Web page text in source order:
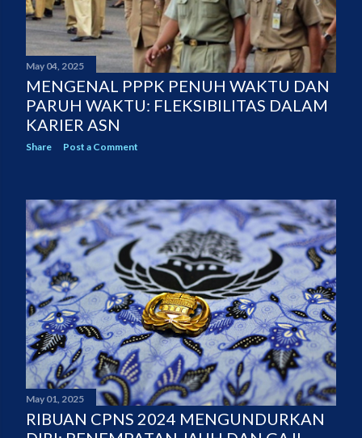
May 04, 2025
MENGENAL PPPK PENUH WAKTU DAN
PARUH WAKTU: FLEKSIBILITAS DALAM
KARIER ASN
Share Post a Comment
May 01, 2025
RIBUAN CPNS 2024 MENGUNDURKAN